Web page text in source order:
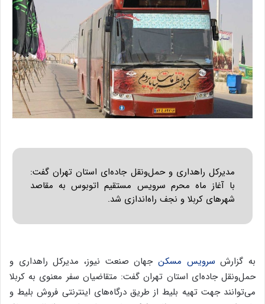
مدیرکل راهداری و حمل‌ونقل جاده‌ای استان تهران گفت:
با آغاز ماه محرم سرویس مستقیم اتوبوس به مقاصد
شهرهای کربلا و نجف راه‌اندازی شد.
به گزارش سرویس مسکن جهان صنعت نیوز، مدیرکل راهداری و
حمل‌ونقل جاده‌ای استان تهران گفت: متقاضیان سفر معنوی به کربلا
می‌توانند جهت تهیه بلیط از طریق درگاه‌های اینترنتی فروش بلیط و